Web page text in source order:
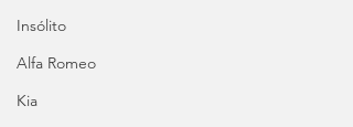
Insólito
Alfa Romeo
Kia